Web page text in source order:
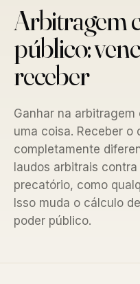
Arbitragem
público:
receber
Ganhar na
uma coisa. Receber o
completamente
laudos arbitrais
precatório, como
Isso muda o cálculo
poder público.